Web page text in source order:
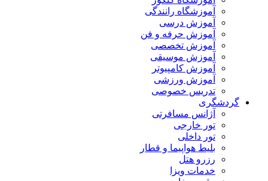
آموزشگاه رانندگی
آموزش درسی
آموزش حرفه و فن
آموزش تخصصی
آموزش موسیقی
آموزش کامپیوتر
آموزش ورزشی
تدریس خصوصی
گردشگری
آژانس مسافرتی
تور خارجی
تور داخلی
بلیط هواپیما و قطار
رزرو هتل
خدمات ویزا